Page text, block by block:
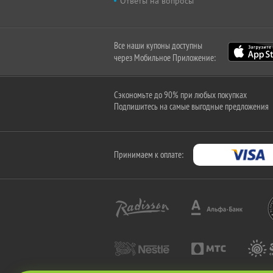
Все наши купоны доступны
через Мобильное Приложение:
Сэкономьте до 90% при любых покупках
Подпишитесь на самые выгодные предложения
Принимаем к оплате: